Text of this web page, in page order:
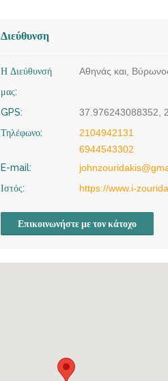
Διεύθυνση
Η Διεύθυνσή
μας:
Αθηνάς και,
GPS:
37.976243088352,
Τηλέφωνο:
2104942131
6944543302
E-mail:
Ιστός:
https://www.i-
Επικοινωνήστε με τον κάτοχο